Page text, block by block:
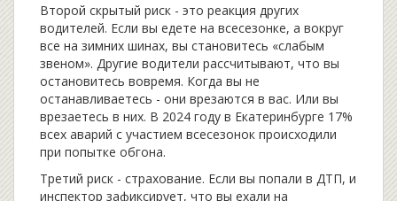
Второй скрытый риск - это реакция других
водителей. Если вы едете на всесезонке, а вокруг
все на зимних шинах, вы становитесь «слабым
звеном». Другие водители рассчитывают, что вы
остановитесь вовремя. Когда вы не
останавливаетесь - они врезаются в вас. Или вы
врезаетесь в них. В 2024 году в Екатеринбурге 17%
всех аварий с участием всесезонок происходили
при попытке обгона.
Третий риск - страхование. Если вы попали в ДТП, и
инспектор зафиксирует, что вы ехали на